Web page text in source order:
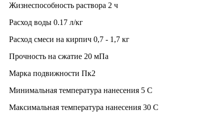
Жизнеспособность раствора 2 ч
Расход воды 0.17 л/кг
Расход смеси на кирпич 0,7 - 1,7 кг
Прочность на сжатие 20 мПа
Марка подвижности Пк2
Минимальная температура нанесения 5 C
Максимальная температура нанесения 30 C